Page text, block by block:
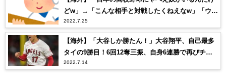
どw」→「こんな相手と対戦したくねえなw」「ウザ
すぎワロタww」
2022.7.25
【海外】「大谷しか勝たん！」大谷翔平、自己最多
タイの9勝目！6回12奪三振、自身6連勝で再びチー
ムの連敗を止める大活躍！
2022.7.14